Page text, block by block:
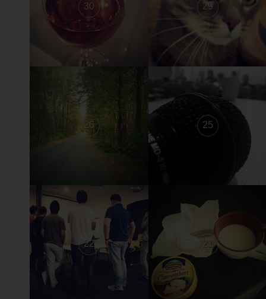
30 29
26 25
22 21